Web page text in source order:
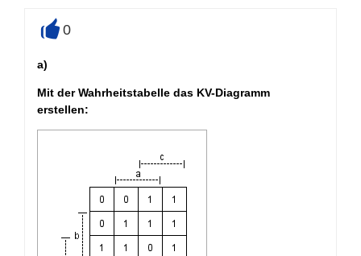
0
a)
Mit der Wahrheitstabelle das KV-Diagramm
erstellen: